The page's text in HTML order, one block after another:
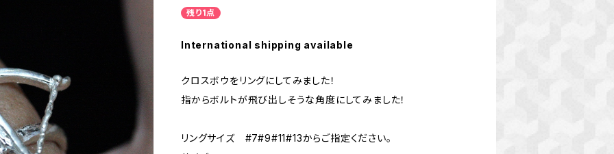
残り1点
International shipping available
クロスボウをリングにしてみました！
指からボルトが飛び出しそうな角度にしてみました！
リングサイズ #7#9#11#13からご指定ください。